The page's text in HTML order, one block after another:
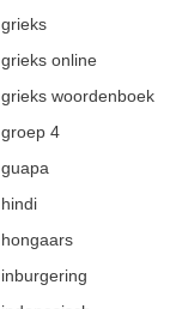
grieks
grieks online
grieks woordenboek
groep 4
guapa
hindi
hongaars
inburgering